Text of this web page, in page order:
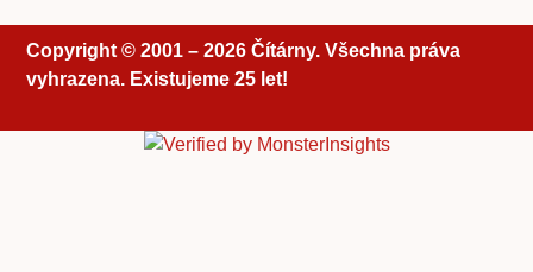
Copyright © 2001 – 2026 Čítárny. Všechna práva
vyhrazena. Existujeme 25 let!